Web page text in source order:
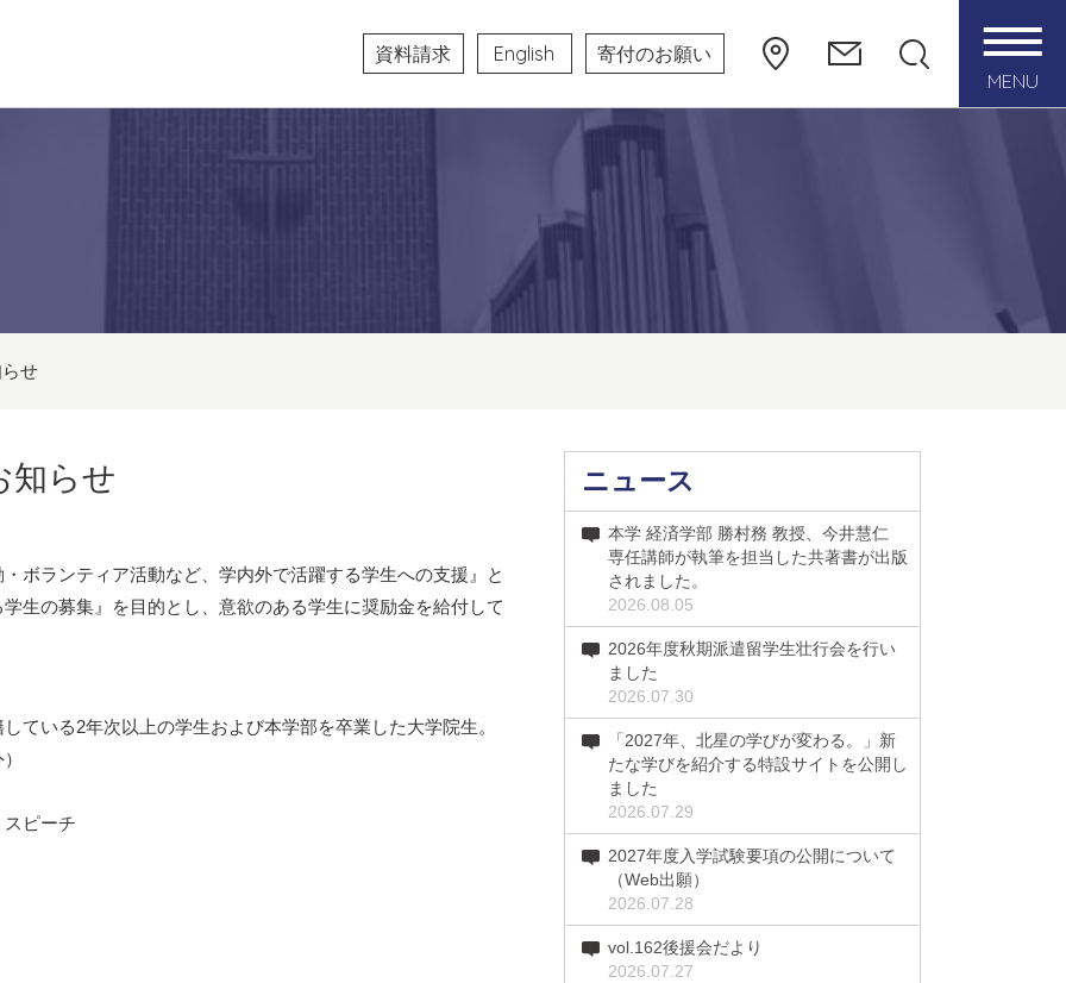
資料請求 English
寄付のお願い
MENU
らせ
知らせ
ボランティア活動など、学内外で活躍する学生への支援』と
生の募集』を目的とし、意欲のある学生に奨励金を給付して
ている2年次以上の学生および本学部を卒業した大学院生。
スピーチ
ニュース
本学 経済学部 勝村務 教授、今井慧仁
専任講師が執筆を担当した共著書が出版
されました。
2026.08.05
2026年度秋期派遣留学生壮行会を行い
ました
2026.07.30
「2027年、北星の学びが変わる。」新
たな学びを紹介する特設サイトを公開し
ました
2026.07.29
2027年度入学試験要項の公開について
（Web出願）
2026.07.28
vol.162後援会だより
2026.07.27